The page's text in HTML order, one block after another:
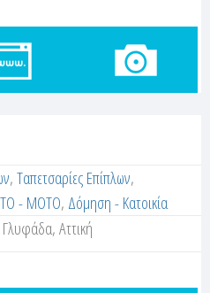
,Ταπετσαρίες Επίπλων,
- MOTO, Δόμηση - Κατοικία
Αττική